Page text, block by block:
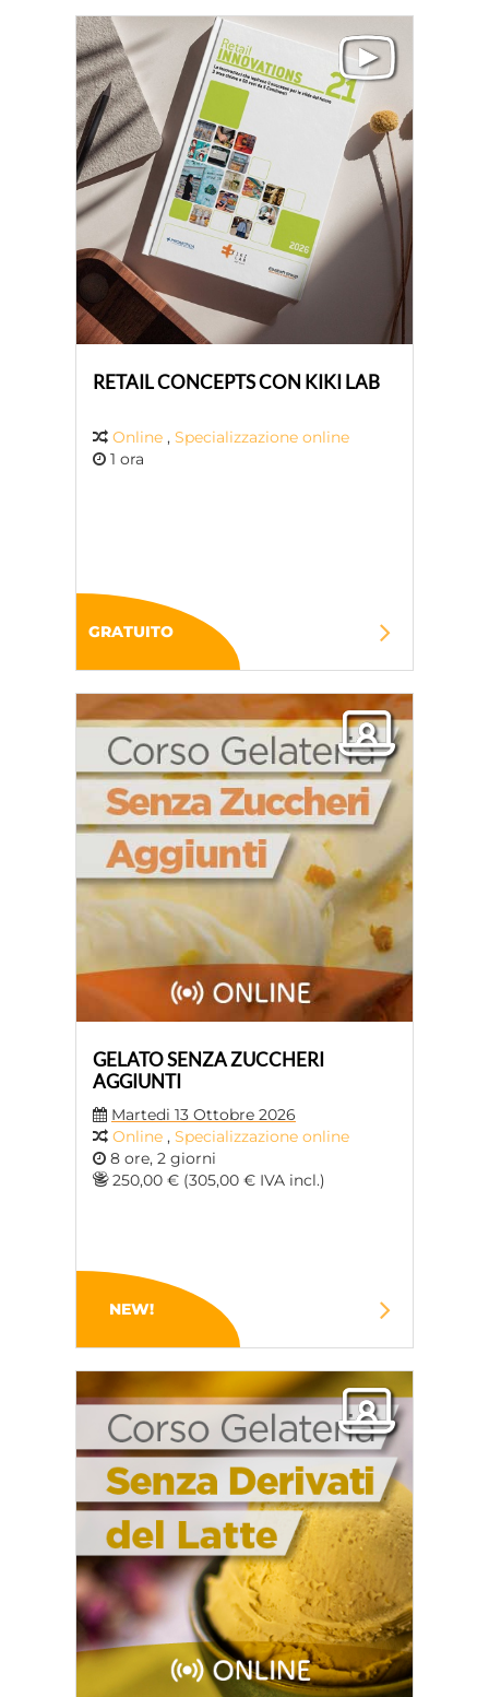
RETAIL CONCEPTS CON KIKI LAB
Online , Specializzazione online
1 ora
GRATUITO
GELATO SENZA ZUCCHERI
AGGIUNTI
Martedi 13 Ottobre 2026
Online , Specializzazione online
8 ore, 2 giorni
250,00 € (305,00 € IVA incl.)
NEW!